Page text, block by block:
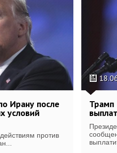
Ирану после
условий
против
Трамп